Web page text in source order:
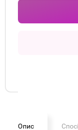
Опис